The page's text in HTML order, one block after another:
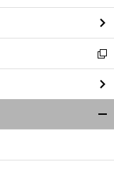
ウ
で
開
く
新
し
い
ウ
ィ
ン
ウ